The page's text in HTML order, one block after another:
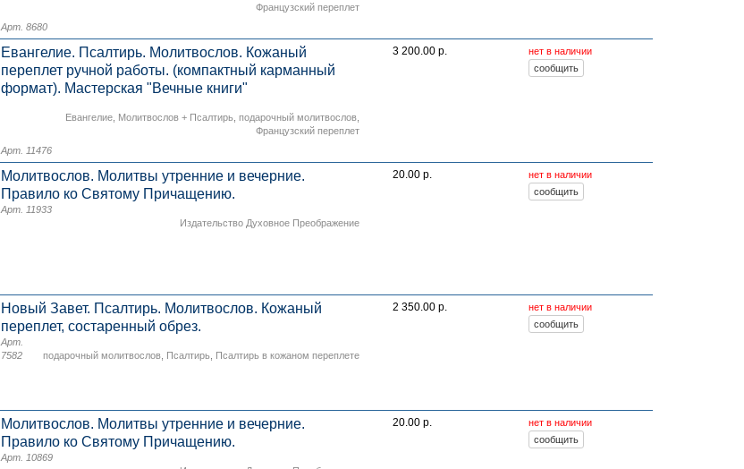
Французский переплет
Арт. 8680
Евангелие. Псалтирь. Молитвослов. Кожаный
переплет ручной работы. (компактный карманный
формат). Мастерская "Вечные книги"
Евангелие Молитвослов + Псалтирь ,подарочный молитвослов
Французский переплет
Арт. 11476
3 200.00 р. нет в наличии
Молитвослов. Молитвы утренние и вечерние.
Правило ко Святому Причащению.
Издательство Духовное Преображение
Арт. 11933
20.00 р. нет в наличии
Новый Завет. Псалтирь. Молитвослов. Кожаный
переплет, состаренный обрез.
подарочный молитвослов Псалтирь Псалтирь в кожаном переплете
Арт.
7582
2 350.00 р. нет в наличии
Молитвослов. Молитвы утренние и вечерние.
Правило ко Святому Причащению.
Арт. 10869
20.00 р. нет в наличии